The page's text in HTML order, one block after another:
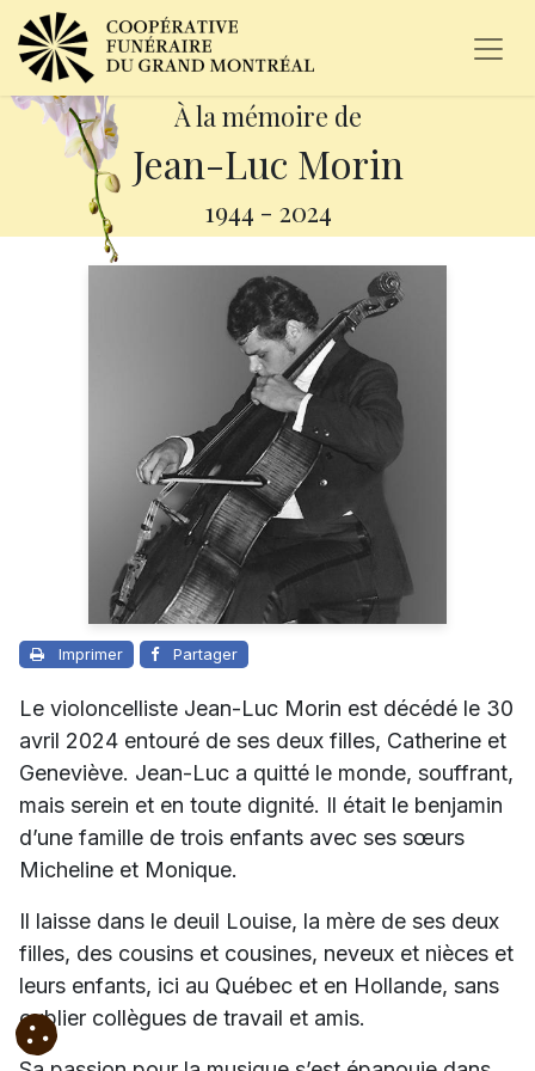
À la mémoire de
Jean-Luc Morin
1944 - 2024
Imprimer Partager
Le violoncelliste Jean-Luc Morin est décédé le 30
avril 2024 entouré de ses deux filles, Catherine et
Geneviève. Jean-Luc a quitté le monde, souffrant,
mais serein et en toute dignité. Il était le benjamin
d’une famille de trois enfants avec ses sœurs
Micheline et Monique.
Il laisse dans le deuil Louise, la mère de ses deux
filles, des cousins et cousines, neveux et nièces et
leurs enfants, ici au Québec et en Hollande, sans
oublier collègues de travail et amis.